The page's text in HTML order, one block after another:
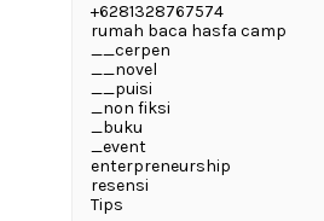
+6281328767574
rumah baca hasfa camp
__cerpen
__novel
__puisi
_non fiksi
_buku
_event
enterpreneurship
resensi
Tips